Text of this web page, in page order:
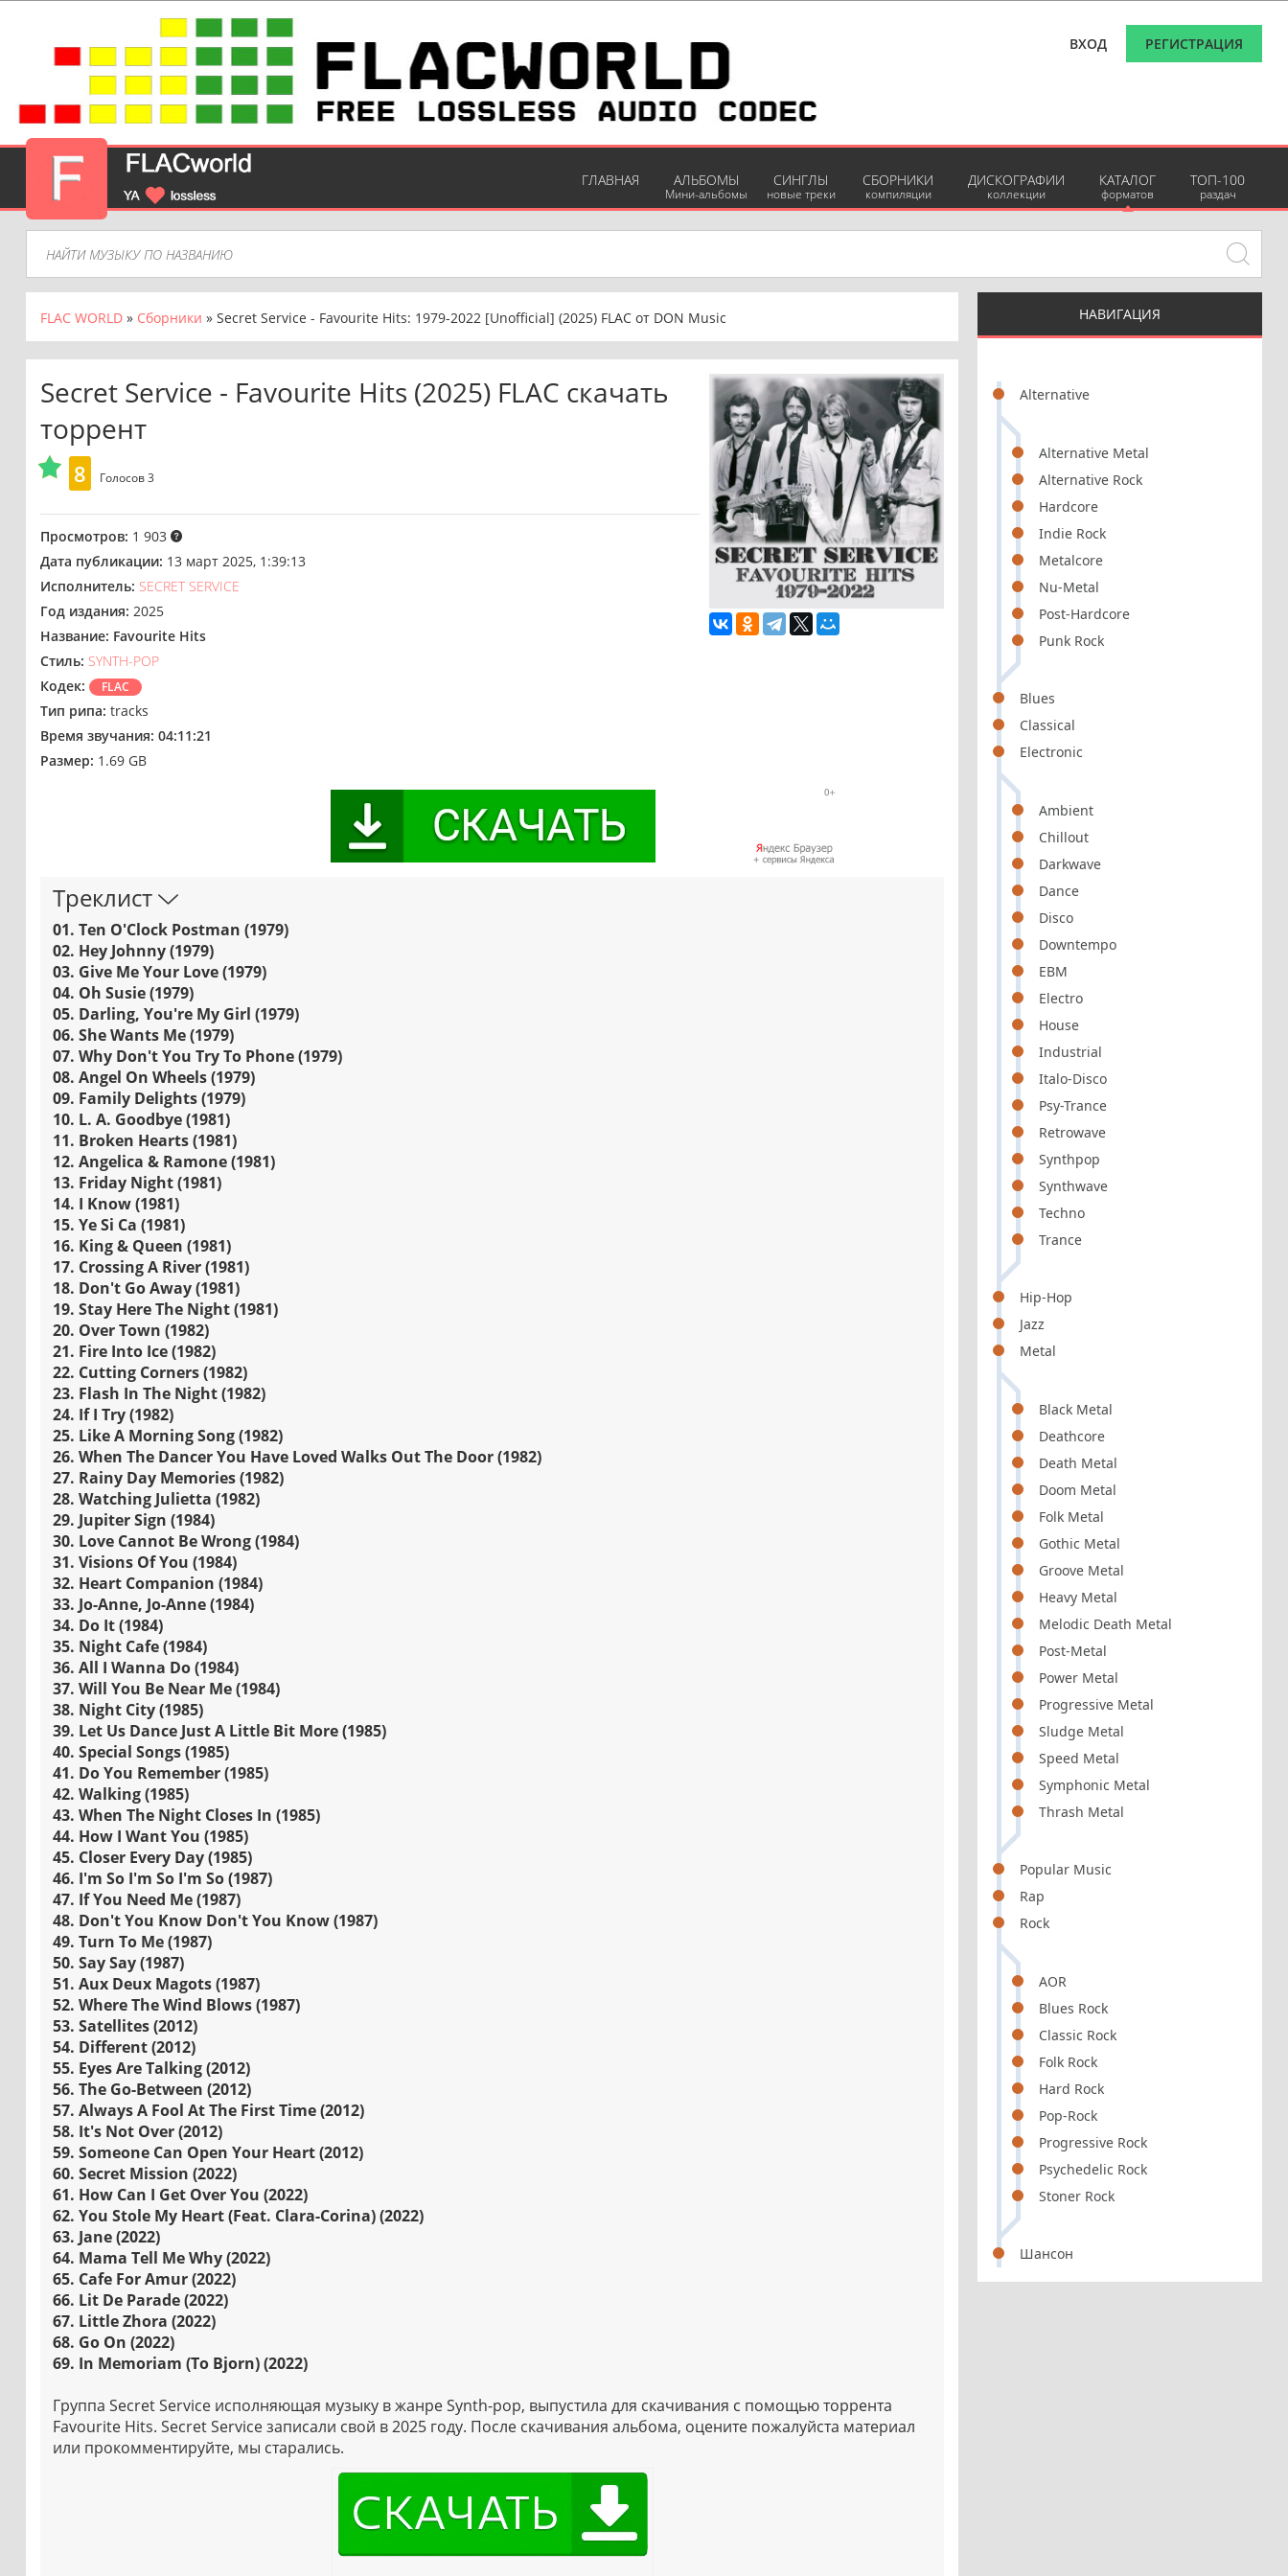
ВХОД РЕГИСТРАЦИЯ
ГЛАВНАЯ АЛЬБОМЫ
Мини-альбомы
СИНГЛЫ
новые треки
СБОРНИКИ
компиляции
ДИСКОГРАФИИ
коллекции
КАТАЛОГ
форматов
ТОП-100
раздач
НАВИГАЦИЯ
Alternative
Alternative Metal
Alternative Rock
Hardcore
Indie Rock
Metalcore
Nu-Metal
Post-Hardcore
Punk Rock
Blues
Classical
Electronic
Ambient
Chillout
Darkwave
Dance
Disco
Downtempo
EBM
Electro
House
Industrial
Italo-Disco
Psy-Trance
Retrowave
Synthpop
Synthwave
Techno
Trance
Hip-Hop
Jazz
Metal
Black Metal
Deathcore
Death Metal
Doom Metal
Folk Metal
Gothic Metal
Groove Metal
Heavy Metal
Melodic Death Metal
Post-Metal
Power Metal
Progressive Metal
Sludge Metal
Speed Metal
Symphonic Metal
Thrash Metal
Popular Music
Rap
Rock
AOR
Blues Rock
Classic Rock
Folk Rock
Hard Rock
Pop-Rock
Progressive Rock
Psychedelic Rock
Stoner Rock
Шансон
FLAC WORLD » Сборники » Secret Service - Favourite Hits: 1979-2022 [Unofficial] (2025) FLAC от DON Music
Secret Service - Favourite Hits (2025) FLAC скачать
торрент
8 Голосов3
Просмотров: 1 903
Дата публикации: 13 март 2025, 1:39:13
Исполнитель: SECRET SERVICE
Год издания: 2025
Название: Favourite Hits
Стиль: SYNTH-POP
Кодек:
FLAC
Тип рипа: tracks
Время звучания: 04:11:21
Размер: 1.69 GB
Треклист
01. Ten O'Clock Postman (1979)
02. Hey Johnny (1979)
03. Give Me Your Love (1979)
04. Oh Susie (1979)
05. Darling, You're My Girl (1979)
06. She Wants Me (1979)
07. Why Don't You Try To Phone (1979)
08. Angel On Wheels (1979)
09. Family Delights (1979)
10. L. A. Goodbye (1981)
11. Broken Hearts (1981)
12. Angelica & Ramone (1981)
13. Friday Night (1981)
14. I Know (1981)
15. Ye Si Ca (1981)
16. King & Queen (1981)
17. Crossing A River (1981)
18. Don't Go Away (1981)
19. Stay Here The Night (1981)
20. Over Town (1982)
21. Fire Into Ice (1982)
22. Cutting Corners (1982)
23. Flash In The Night (1982)
24. If I Try (1982)
25. Like A Morning Song (1982)
26. When The Dancer You Have Loved Walks Out The Door (1982)
27. Rainy Day Memories (1982)
28. Watching Julietta (1982)
29. Jupiter Sign (1984)
30. Love Cannot Be Wrong (1984)
31. Visions Of You (1984)
32. Heart Companion (1984)
33. Jo-Anne, Jo-Anne (1984)
34. Do It (1984)
35. Night Cafe (1984)
36. All I Wanna Do (1984)
37. Will You Be Near Me (1984)
38. Night City (1985)
39. Let Us Dance Just A Little Bit More (1985)
40. Special Songs (1985)
41. Do You Remember (1985)
42. Walking (1985)
43. When The Night Closes In (1985)
44. How I Want You (1985)
45. Closer Every Day (1985)
46. I'm So I'm So I'm So (1987)
47. If You Need Me (1987)
48. Don't You Know Don't You Know (1987)
49. Turn To Me (1987)
50. Say Say (1987)
51. Aux Deux Magots (1987)
52. Where The Wind Blows (1987)
53. Satellites (2012)
54. Different (2012)
55. Eyes Are Talking (2012)
56. The Go-Between (2012)
57. Always A Fool At The First Time (2012)
58. It's Not Over (2012)
59. Someone Can Open Your Heart (2012)
60. Secret Mission (2022)
61. How Can I Get Over You (2022)
62. You Stole My Heart (Feat. Clara-Corina) (2022)
63. Jane (2022)
64. Mama Tell Me Why (2022)
65. Cafe For Amur (2022)
66. Lit De Parade (2022)
67. Little Zhora (2022)
68. Go On (2022)
69. In Memoriam (To Bjorn) (2022)
Группа Secret Service исполняющая музыку в жанре Synth-pop, выпустила для скачивания с помощью торрента
Favourite Hits. Secret Service записали свой в 2025 году. После скачивания альбома, оцените пожалуйста материал
или прокомментируйте, мы старались.